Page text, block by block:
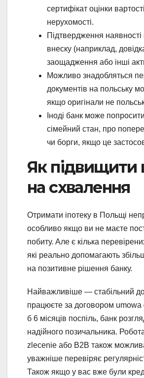
сертифікат оцінки
нерухомості.
Підтвердження наявності
внеску (наприклад,
заощадження або інші
Можливо знадобляться
документів на польську
якщо оригінали не
Іноді банк може
сімейний стан, про
чи борги, якщо це
Як підвищити
на схвалення
Отримати іпотеку в Польщі
особливо якщо ви не маєте
побиту. Але є кілька
які реально допомагають
на позитивне рішення банку.
Найважливіше — стабільний
працюєте за договором umowa
б 6 місяців поспіль, банк
надійного позичальника.
zlecenie або B2B також
уважніше перевіряє
Також якщо у вас вже були